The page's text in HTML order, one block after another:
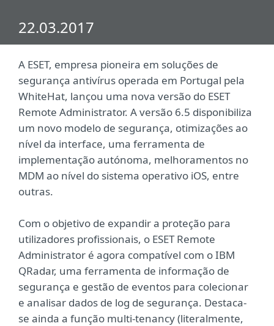
22.03.2017
A ESET, empresa pioneira em soluções de
segurança antivírus operada em Portugal pela
WhiteHat, lançou uma nova versão do ESET
Remote Administrator. A versão 6.5 disponibiliza
um novo modelo de segurança, otimizações ao
nível da interface, uma ferramenta de
implementação autónoma, melhoramentos no
MDM ao nível do sistema operativo iOS, entre
outras.
Com o objetivo de expandir a proteção para
utilizadores profissionais, o ESET Remote
Administrator é agora compatível com o IBM
QRadar, uma ferramenta de informação de
segurança e gestão de eventos para colecionar
e analisar dados de log de segurança. Destaca-
se ainda a função multi-tenancy (literalmente,